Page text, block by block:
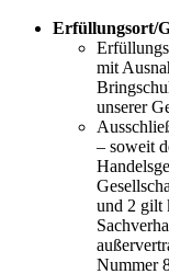
Erfüllungsort/
mit
unserer
– soweit
und 2 gilt
Nummer